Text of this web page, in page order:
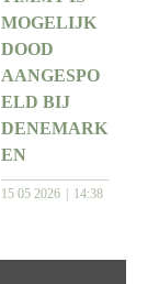
MOGELIJK
DOOD
AANGESPO
ELD BIJ
DENEMARK
EN
15 05 2026 14:38